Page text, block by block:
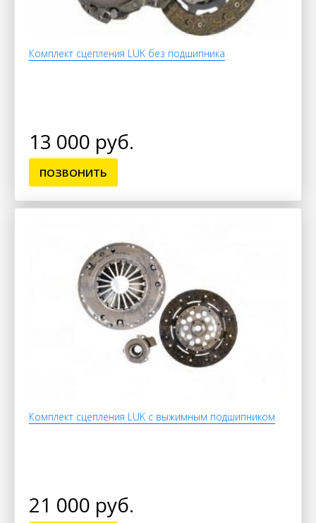
Комплект сцепления LUK без подшипника
13 000 руб.
ПОЗВОНИТЬ
Комплект сцепления LUK c выжимным подшипником
21 000 руб.